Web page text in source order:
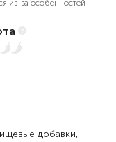
из-за особенностей
добавки,